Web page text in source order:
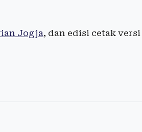
Jogja, dan edisi cetak